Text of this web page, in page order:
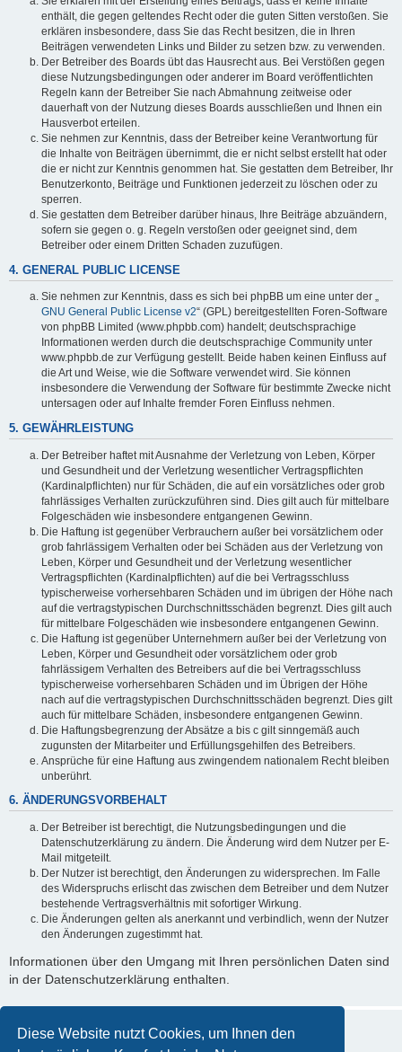
Diese Website nutzt Cookies, um Ihnen den
enthält, die gegen geltendes Recht oder die guten Sitten verstoßen. Sie
erklären insbesondere, dass Sie das Recht besitzen, die in Ihren
Beiträgen verwendeten Links und Bilder zu setzen bzw. zu verwenden.
Der Betreiber des Boards übt das Hausrecht aus. Bei Verstößen gegen
diese Nutzungsbedingungen oder anderer im Board veröffentlichten
Regeln kann der Betreiber Sie nach Abmahnung zeitweise oder
dauerhaft von der Nutzung dieses Boards ausschließen und Ihnen ein
Hausverbot erteilen.
Sie nehmen zur Kenntnis, dass der Betreiber keine Verantwortung für
die Inhalte von Beiträgen übernimmt, die er nicht selbst erstellt hat oder
die er nicht zur Kenntnis genommen hat. Sie gestatten dem Betreiber, Ihr
Benutzerkonto, Beiträge und Funktionen jederzeit zu löschen oder zu
sperren.
Sie gestatten dem Betreiber darüber hinaus, Ihre Beiträge abzuändern,
sofern sie gegen o. g. Regeln verstoßen oder geeignet sind, dem
Betreiber oder einem Dritten Schaden zuzufügen.
4. GENERAL PUBLIC LICENSE
Sie nehmen zur Kenntnis, dass es sich bei phpBB um eine unter der „
GNU General Public License v2“ (GPL) bereitgestellten Foren-Software
von phpBB Limited (www.phpbb.com) handelt; deutschsprachige
Informationen werden durch die deutschsprachige Community unter
www.phpbb.de zur Verfügung gestellt. Beide haben keinen Einfluss auf
die Art und Weise, wie die Software verwendet wird. Sie können
insbesondere die Verwendung der Software für bestimmte Zwecke nicht
untersagen oder auf Inhalte fremder Foren Einfluss nehmen.
5. GEWÄHRLEISTUNG
Der Betreiber haftet mit Ausnahme der Verletzung von Leben, Körper
und Gesundheit und der Verletzung wesentlicher Vertragspflichten
(Kardinalpflichten) nur für Schäden, die auf ein vorsätzliches oder grob
fahrlässiges Verhalten zurückzuführen sind. Dies gilt auch für mittelbare
Folgeschäden wie insbesondere entgangenen Gewinn.
Die Haftung ist gegenüber Verbrauchern außer bei vorsätzlichem oder
grob fahrlässigem Verhalten oder bei Schäden aus der Verletzung von
Leben, Körper und Gesundheit und der Verletzung wesentlicher
Vertragspflichten (Kardinalpflichten) auf die bei Vertragsschluss
typischerweise vorhersehbaren Schäden und im übrigen der Höhe nach
auf die vertragstypischen Durchschnittsschäden begrenzt. Dies gilt auch
für mittelbare Folgeschäden wie insbesondere entgangenen Gewinn.
Die Haftung ist gegenüber Unternehmern außer bei der Verletzung von
Leben, Körper und Gesundheit oder vorsätzlichem oder grob
fahrlässigem Verhalten des Betreibers auf die bei Vertragsschluss
typischerweise vorhersehbaren Schäden und im Übrigen der Höhe
nach auf die vertragstypischen Durchschnittsschäden begrenzt. Dies gilt
auch für mittelbare Schäden, insbesondere entgangenen Gewinn.
Die Haftungsbegrenzung der Absätze a bis c gilt sinngemäß auch
zugunsten der Mitarbeiter und Erfüllungsgehilfen des Betreibers.
Ansprüche für eine Haftung aus zwingendem nationalem Recht bleiben
unberührt.
6. ÄNDERUNGSVORBEHALT
Der Betreiber ist berechtigt, die Nutzungsbedingungen und die
Datenschutzerklärung zu ändern. Die Änderung wird dem Nutzer per E-
Mail mitgeteilt.
Der Nutzer ist berechtigt, den Änderungen zu widersprechen. Im Falle
des Widerspruchs erlischt das zwischen dem Betreiber und dem Nutzer
bestehende Vertragsverhältnis mit sofortiger Wirkung.
Die Änderungen gelten als anerkannt und verbindlich, wenn der Nutzer
den Änderungen zugestimmt hat.
Informationen über den Umgang mit Ihren persönlichen Daten sind
in der Datenschutzerklärung enthalten.